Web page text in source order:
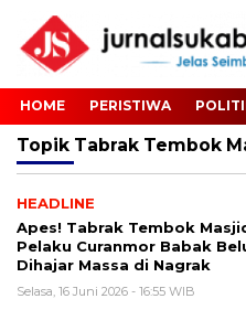
HOME PERISTIWA
Topik Tabrak Tembok
HEADLINE
Apes! Tabrak Tembok
Pelaku Curanmor Babak
Dihajar Massa di Nagrak
Selasa, 16 Juni 2026 - 16:55 WIB